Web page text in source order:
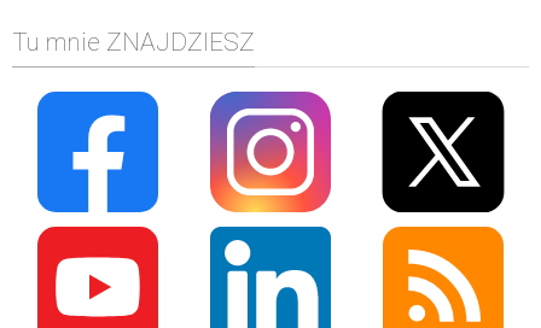
TESTOWANIE
SIECI
WYDARZENIA
BIZNES
PO GODZINACH
KONTAKT
Tu mnie ZNAJDZIESZ